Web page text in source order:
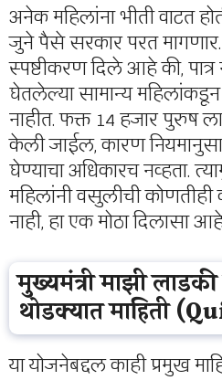
अनेक महिलांना भीती वाटत
जुने पैसे सरकार परत मागणार.
स्पष्टीकरण दिले आहे की,
घेतलेल्या सामान्य
नाहीत. फक्त 14 हजार पुरुष
केली जाईल, कारण
घेण्याचा अधिकारच नव्हता.
महिलांनी वसुलीची
नाही, हा एक मोठा दिलासा
मुख्यमंत्री माझी
थोडक्यात माहिती
या योजनेबद्दल काही प्रमुख